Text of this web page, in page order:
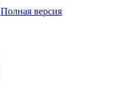
Полная версия